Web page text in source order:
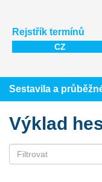
Rejstřík termínů
CZ
Sestavila a
Výklad